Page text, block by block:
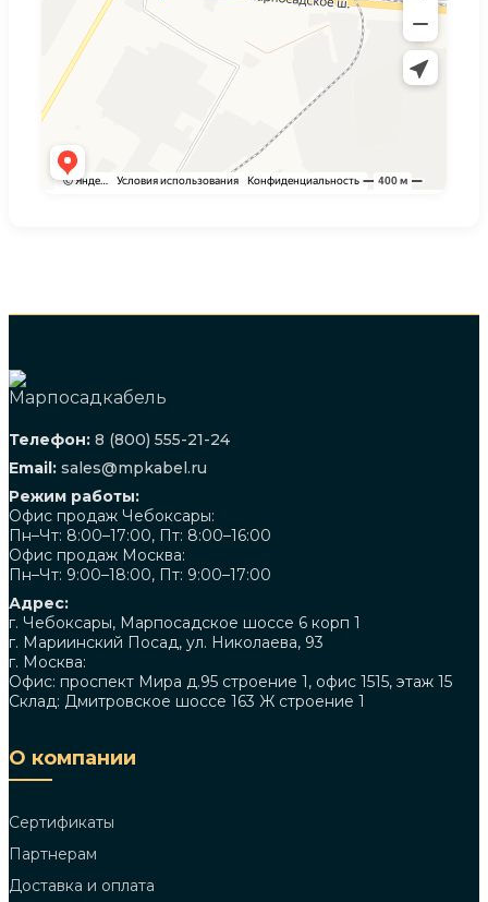
Телефон: 8 (800) 555-21-24
Email: sales@mpkabel.ru
Режим работы:
Офис продаж Чебоксары:
Пн–Чт: 8:00–17:00, Пт: 8:00–16:00
Офис продаж Москва:
Пн–Чт: 9:00–18:00, Пт: 9:00–17:00
Адрес:
г. Чебоксары, Марпосадское шоссе 6 корп 1
г. Мариинский Посад, ул. Николаева, 93
г. Москва:
Офис: проспект Мира д.95 строение 1, офис 1515, этаж 15
Склад: Дмитровское шоссе 163 Ж строение 1
О компании
Сертификаты
Партнерам
Доставка и оплата